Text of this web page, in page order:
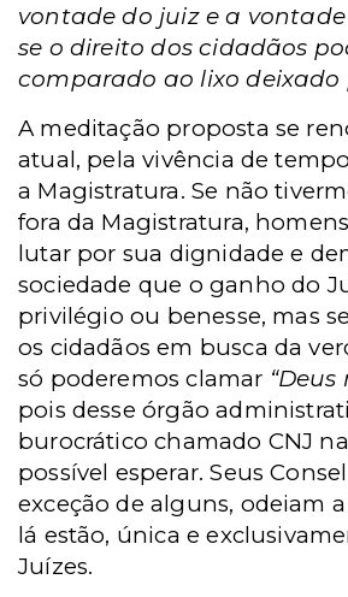
vontade do juiz e a
se o direito dos cidadãos
comparado ao lixo deixado
A meditação proposta se
atual, pela vivência de
a Magistratura. Se não
fora da Magistratura,
lutar por sua dignidade e
sociedade que o ganho do
privilégio ou benesse, mas
os cidadãos em busca da
só poderemos clamar
pois desse órgão
burocrático chamado CNJ
possível esperar. Seus
exceção de alguns, odeiam
lá estão, única e
Juízes.